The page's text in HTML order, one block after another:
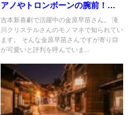
アノやトロンボーンの腕前！婚
約者か旦那はいる？
吉本新喜劇で活躍中の金原早苗さん。 滝
川クリステルさんのモノマネで知られてい
ます。 そんな金原早苗さんですが寄り目
が可愛いと評判を呼んでいま...